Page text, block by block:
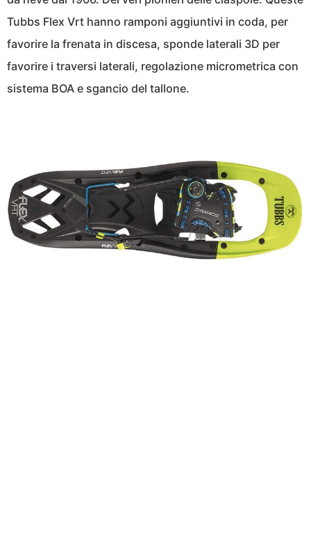
Tubbs Flex Vrt hanno ramponi aggiuntivi in coda, per
favorire la frenata in discesa, sponde laterali 3D per
favorire i traversi laterali, regolazione micrometrica con
sistema BOA e sgancio del tallone.